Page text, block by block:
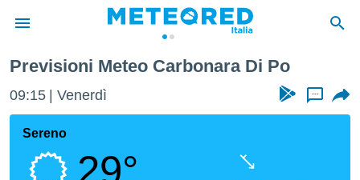
di
Previsioni Meteo Carbonara Di Po
09:15 Venerdì ...
Sereno
29°